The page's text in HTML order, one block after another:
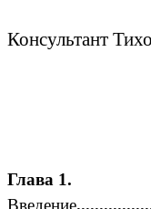
Консультант
Глава 1.
Введение